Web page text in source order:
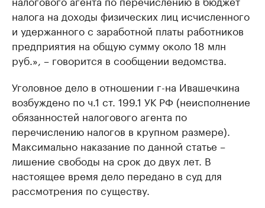
налога на доходы физических лиц исчисленного
и удержанного с заработной платы работников
предприятия на общую сумму около 18 млн
руб.», – говорится в сообщении ведомства.
Уголовное дело в отношении г-на Ивашечкина
возбуждено по ч.1 ст. 199.1 УК РФ (неисполнение
обязанностей налогового агента по
перечислению налогов в крупном размере).
Максимально наказание по данной статье –
лишение свободы на срок до двух лет. В
настоящее время дело передано в суд для
рассмотрения по существу.